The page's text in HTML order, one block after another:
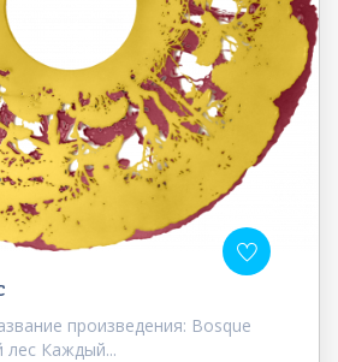
произведения: Bosque
лес Каждый...